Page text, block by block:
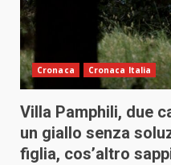
Cronaca Cronaca Italia
Villa Pamphili, due
un giallo senza
figlia, cos’altro